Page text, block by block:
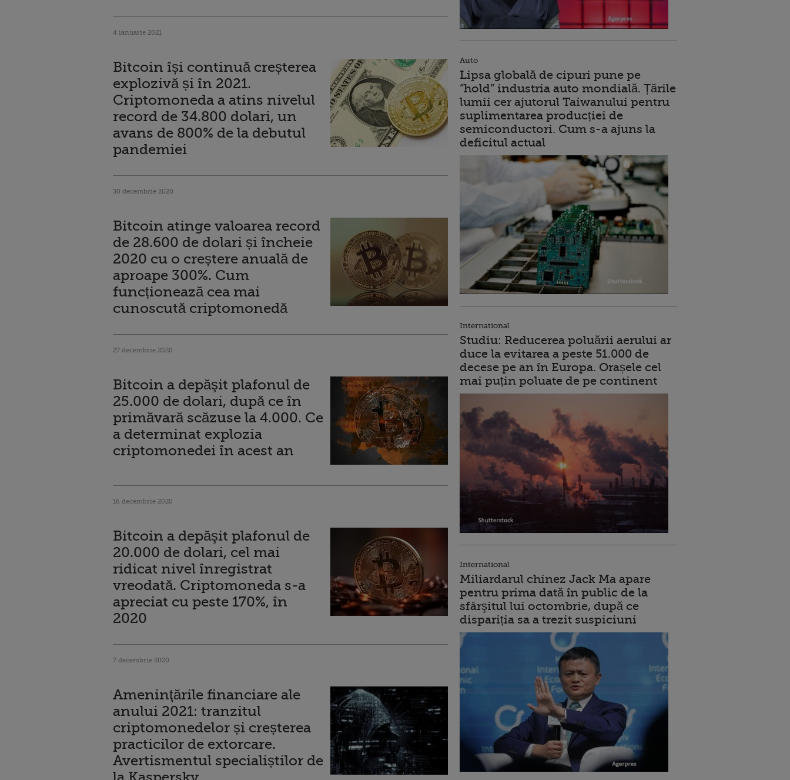
4 ianuarie 2021
Bitcoin își continuă creșterea
explozivă și în 2021.
Criptomoneda a atins nivelul
record de 34.800 dolari, un
avans de 800% de la debutul
pandemiei
30 decembrie 2020
Bitcoin atinge valoarea record
de 28.600 de dolari și încheie
2020 cu o creștere anuală de
aproape 300%. Cum
funcționează cea mai
cunoscută criptomonedă
27 decembrie 2020
Bitcoin a depăşit plafonul de
25.000 de dolari, după ce în
primăvară scăzuse la 4.000. Ce
a determinat explozia
criptomonedei în acest an
16 decembrie 2020
Bitcoin a depăşit plafonul de
20.000 de dolari, cel mai
ridicat nivel înregistrat
vreodată. Criptomoneda s-a
apreciat cu peste 170%, în
2020
7 decembrie 2020
Ameninţările financiare ale
anului 2021: tranzitul
criptomonedelor și creșterea
practicilor de extorcare.
Avertismentul specialiștilor de
Auto
Lipsa globală de cipuri pune pe
”hold” industria auto mondială. Țările
lumii cer ajutorul Taiwanului pentru
suplimentarea producției de
semiconductori. Cum s-a ajuns la
deficitul actual
International
Studiu: Reducerea poluării aerului ar
duce la evitarea a peste 51.000 de
decese pe an în Europa. Orașele cel
mai puțin poluate de pe continent
International
Miliardarul chinez Jack Ma apare
pentru prima dată în public de la
sfârşitul lui octombrie, după ce
dispariția sa a trezit suspiciuni